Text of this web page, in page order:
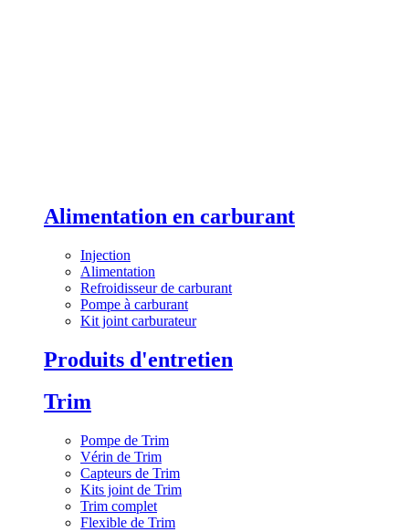
Alimentation en carburant
Injection
Alimentation
Refroidisseur de carburant
Pompe à carburant
Kit joint carburateur
Produits d'entretien
Trim
Pompe de Trim
Vérin de Trim
Capteurs de Trim
Kits joint de Trim
Trim complet
Flexible de Trim